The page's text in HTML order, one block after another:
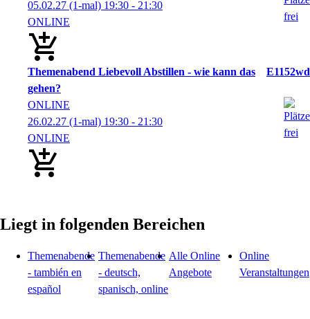
05.02.27 (1-mal) 19:30 - 21:30
ONLINE
Themenabend Liebevoll Abstillen - wie kann das
gehen?
E1152wd
ONLINE
26.02.27 (1-mal) 19:30 - 21:30
ONLINE
Liegt in folgenden Bereichen
Themenabende
- también en
español
Themenabende
- deutsch,
spanisch, online
Alle Online
Angebote
Online
Veranstaltungen